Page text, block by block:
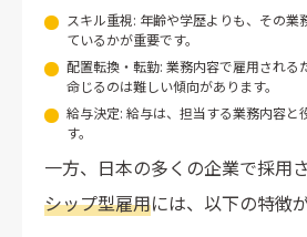
スキル重視: 年齢や学歴よりも、その業
ているかが重要です。
配置転換・転勤: 業務内容で雇用される
命じるのは難しい傾向があります。
給与決定: 給与は、担当する業務内容と
す。
一方、日本の多くの企業で採用
シップ型雇用には、以下の特徴